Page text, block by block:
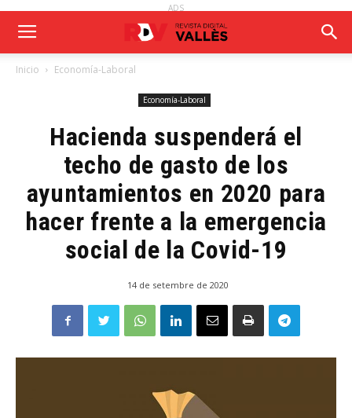
ADS
Inicio Economía-Laboral
Economía-Laboral
Hacienda suspenderá el
techo de gasto de los
ayuntamientos en 2020 para
hacer frente a la emergencia
social de la Covid-19
14 de setembre de 2020